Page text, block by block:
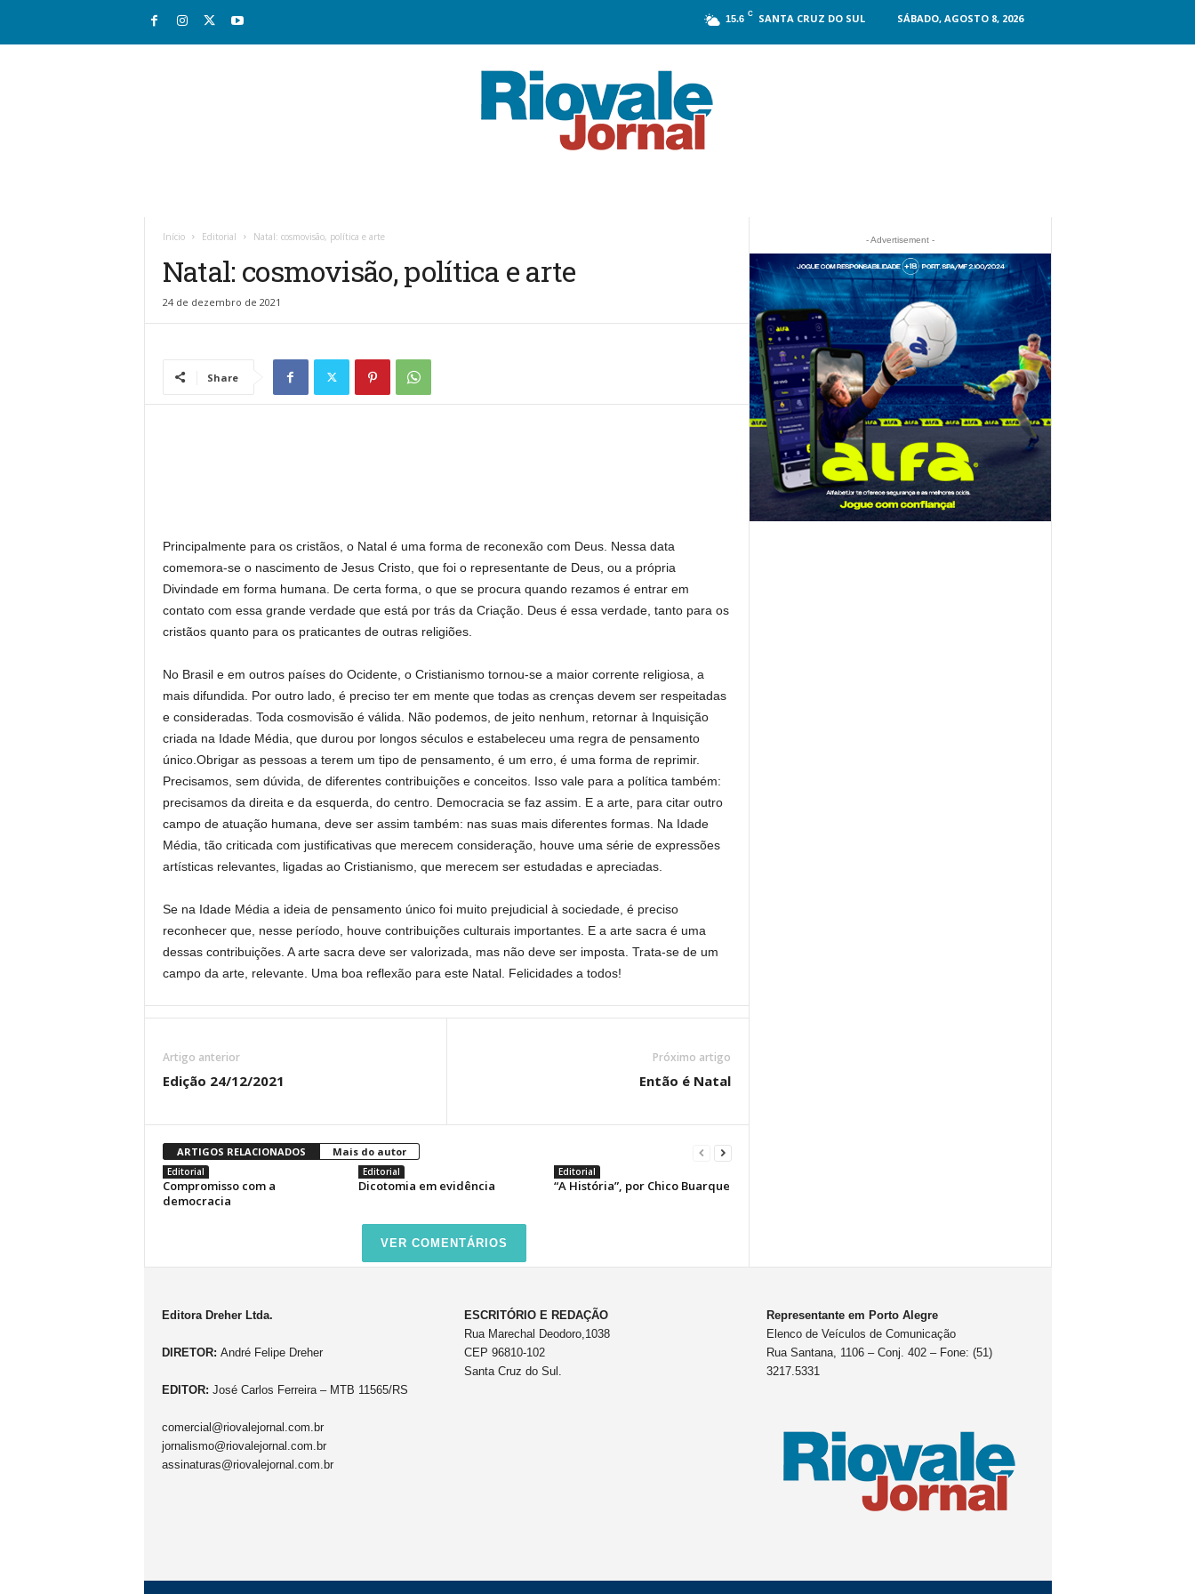
15.6 C SANTA CRUZ DO SUL SÁBADO, AGOSTO 8, 2026
Início Editorial Natal: cosmovisão, política e arte
Natal: cosmovisão, política e arte
24 de dezembro de 2021
Share
Principalmente para os cristãos, o Natal é uma forma de reconexão com Deus. Nessa data
comemora-se o nascimento de Jesus Cristo, que foi o representante de Deus, ou a própria
Divindade em forma humana. De certa forma, o que se procura quando rezamos é entrar em
contato com essa grande verdade que está por trás da Criação. Deus é essa verdade, tanto para os
cristãos quanto para os praticantes de outras religiões.
No Brasil e em outros países do Ocidente, o Cristianismo tornou-se a maior corrente religiosa, a
mais difundida. Por outro lado, é preciso ter em mente que todas as crenças devem ser respeitadas
e consideradas. Toda cosmovisão é válida. Não podemos, de jeito nenhum, retornar à Inquisição
criada na Idade Média, que durou por longos séculos e estabeleceu uma regra de pensamento
único.Obrigar as pessoas a terem um tipo de pensamento, é um erro, é uma forma de reprimir.
Precisamos, sem dúvida, de diferentes contribuições e conceitos. Isso vale para a política também:
precisamos da direita e da esquerda, do centro. Democracia se faz assim. E a arte, para citar outro
campo de atuação humana, deve ser assim também: nas suas mais diferentes formas. Na Idade
Média, tão criticada com justificativas que merecem consideração, houve uma série de expressões
artísticas relevantes, ligadas ao Cristianismo, que merecem ser estudadas e apreciadas.
Se na Idade Média a ideia de pensamento único foi muito prejudicial à sociedade, é preciso
reconhecer que, nesse período, houve contribuições culturais importantes. E a arte sacra é uma
dessas contribuições. A arte sacra deve ser valorizada, mas não deve ser imposta. Trata-se de um
campo da arte, relevante. Uma boa reflexão para este Natal. Felicidades a todos!
Artigo anterior
Edição 24/12/2021
Próximo artigo
Então é Natal
ARTIGOS RELACIONADOS Mais do autor
Editorial
Compromisso com a
democracia
Editorial
Dicotomia em evidência
Editorial
“A História”, por Chico Buarque
VER COMENTÁRIOS
- Advertisement -
Editora Dreher Ltda.
DIRETOR: André Felipe Dreher
EDITOR: José Carlos Ferreira – MTB 11565/RS
comercial@riovalejornal.com.br
jornalismo@riovalejornal.com.br
assinaturas@riovalejornal.com.br
ESCRITÓRIO E REDAÇÃO
Rua Marechal Deodoro,1038
CEP 96810-102
Santa Cruz do Sul.
Representante em Porto Alegre
Elenco de Veículos de Comunicação
Rua Santana, 1106 – Conj. 402 – Fone: (51)
3217.5331